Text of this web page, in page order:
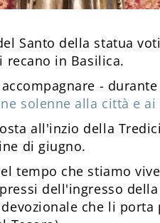
Santo della statua
recano in Basilica.
-
solenne alla città e ai
all'inzio della
di giugno.
tempo che stiamo
dell'ingresso
che li porta